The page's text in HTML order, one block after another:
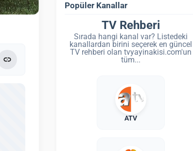
Popüler Kanallar
TV Rehberi
Sırada hangi kanal var? Listedeki
kanallardan birini seçerek en güncel
TV rehberi olan tvyayinakisi.com'un
tüm...
ATV